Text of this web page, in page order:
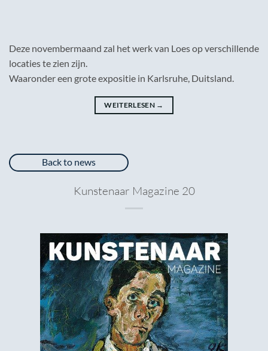
Deze novembermaand zal het werk van Loes op verschillende
locaties te zien zijn.
Waaronder een grote expositie in Karlsruhe, Duitsland.
WEITERLESEN →
Back to news
Kunstenaar Magazine 20